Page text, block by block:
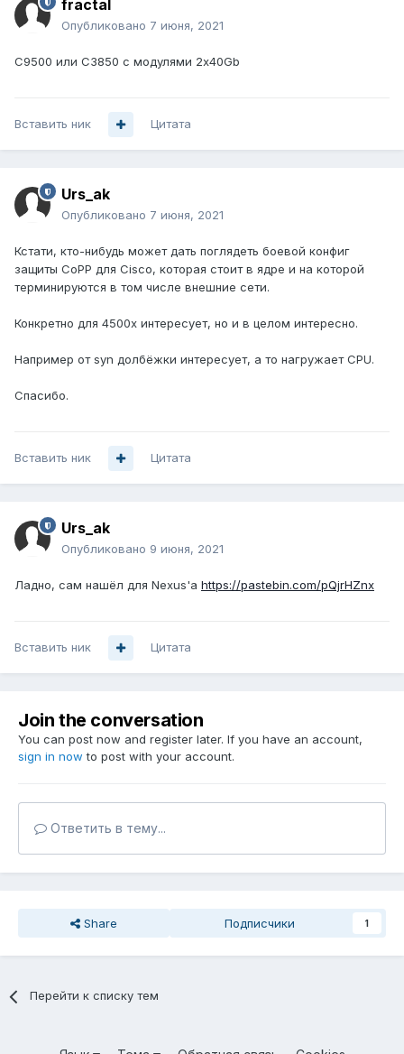
fractal
Опубликовано 7 июня, 2021
C9500 или C3850 с модулями 2x40Gb
Вставить ник Цитата
Urs_ak
Опубликовано 7 июня, 2021
Кстати, кто-нибудь может дать поглядеть боевой конфиг
защиты CoPP для Cisco, которая стоит в ядре и на которой
терминируются в том числе внешние сети.
Конкретно для 4500x интересует, но и в целом интересно.
Например от syn долбёжки интересует, а то нагружает CPU.
Спасибо.
Вставить ник Цитата
Urs_ak
Опубликовано 9 июня, 2021
Ладно, сам нашёл для Nexus'а https://pastebin.com/pQjrHZnx
Вставить ник Цитата
Join the conversation
You can post now and register later. If you have an account,
sign in now to post with your account.
Ответить в тему...
Share Подписчики 1
Перейти к списку тем